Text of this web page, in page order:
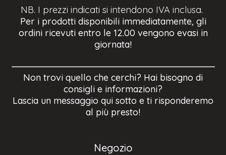
NB. I prezzi indicati si intendono IVA inclusa.
Per i prodotti disponibili immediatamente, gli
ordini ricevuti entro le 12.00 vengono evasi in
giornata!
Non trovi quello che cerchi? Hai bisogno di
consigli e informazioni?
Lascia un messaggio qui sotto e ti risponderemo
al più presto!
Negozio